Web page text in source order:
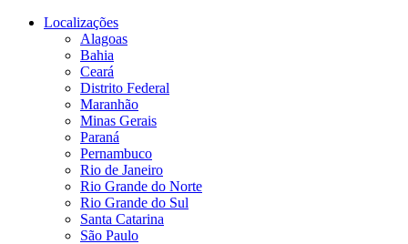
Localizações
Alagoas
Bahia
Ceará
Distrito Federal
Maranhão
Minas Gerais
Paraná
Pernambuco
Rio de Janeiro
Rio Grande do Norte
Rio Grande do Sul
Santa Catarina
São Paulo